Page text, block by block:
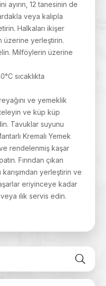
ayırın, 12 tanesinin de
veya kalıpla
Halkaları ikişer
üzerine yerleştirin.
Milföylerin üzerine
sıcaklıkta
ve yemeklik
ve küp küp
Tavuklar suyunu
Kremalı Yemek
rendelenmiş kaşar
Fırından çıkan
yerleştirin ve
eriyinceye kadar
ılık servis edin.